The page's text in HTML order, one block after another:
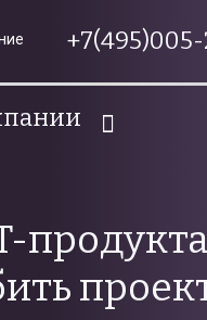
+7(495)005-